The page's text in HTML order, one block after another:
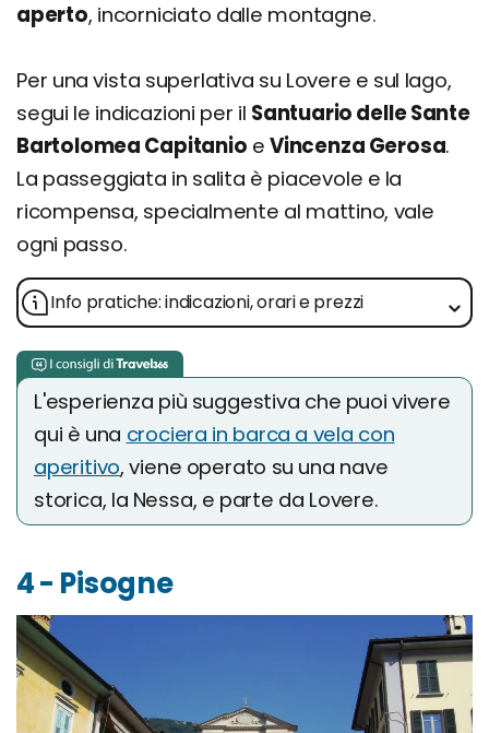
aperto, incorniciato dalle montagne.
Per una vista superlativa su Lovere e sul lago,
segui le indicazioni per il Santuario delle Sante
Bartolomea Capitanio e Vincenza Gerosa.
La passeggiata in salita è piacevole e la
ricompensa, specialmente al mattino, vale
ogni passo.
Info pratiche: indicazioni, orari e prezzi
L'esperienza più suggestiva che puoi vivere
qui è una crociera in barca a vela con
aperitivo, viene operato su una nave
storica, la Nessa, e parte da Lovere.
4 - Pisogne